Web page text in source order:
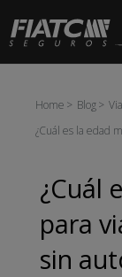
Saltar al
Home Blog
¿Cuál es la edad
¿Cuál
para
sin